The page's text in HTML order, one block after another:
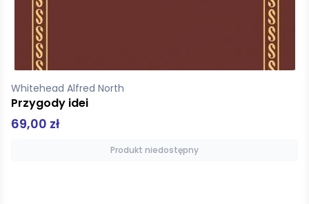
Cioran Emil
O niedogodności narodzin
60,00 zł
Produkt niedostępny